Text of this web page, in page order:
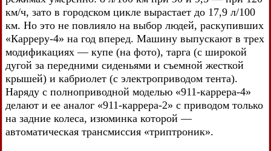
км/ч, зато в городском цикле вырастает до 17,9 л/100
км. Но это не повлияло на выбор людей, раскупивших
«Карреру-4» на год вперед. Машину выпускают в трех
модификациях — купе (на фото), тарга (с широкой
дугой за передними сиденьями и съемной жесткой
крышей) и кабриолет (с электроприводом тента).
Наряду с полноприводной моделью «911-каррера-4»
делают и ее аналог «911-каррера-2» с приводом только
на задние колеса, изюминка которой —
автоматическая трансмиссия «триптроник».